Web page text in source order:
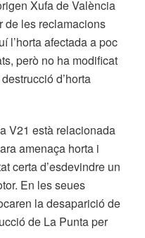
Xufa de València
de les reclamacions
l’horta afectada a poc
però no ha modificat
d’horta
V21 està relacionada
amenaça horta i
certa d’esdevindre un
En les seues
la desaparició de
de La Punta per